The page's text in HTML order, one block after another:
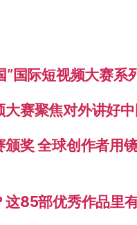
国际短视频大赛系
大赛聚焦对外讲好
奖 全球创作者用
这85部优秀作品里